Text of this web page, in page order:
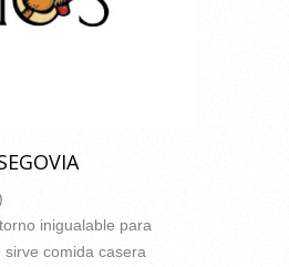
inigualable para
sirve comida casera